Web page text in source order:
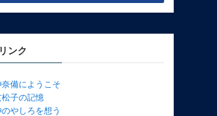
リンク
奈備にようこそ
松子の記憶
のやしろを想う